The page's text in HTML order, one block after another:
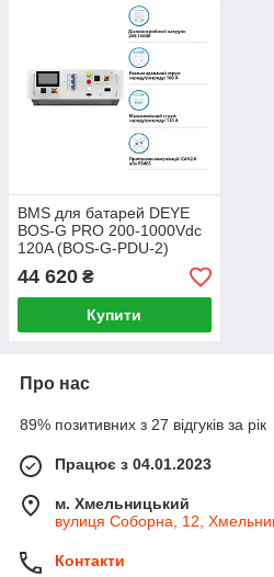
BMS для батарей DEYE
BOS-G PRO 200-1000Vdc
120A (BOS-G-PDU-2)
44 620 ₴
Купити
Про нас
89% позитивних з 27 відгуків за рік
Працює з 04.01.2023
м. Хмельницький
вулиця Соборна, 12,
Контакти